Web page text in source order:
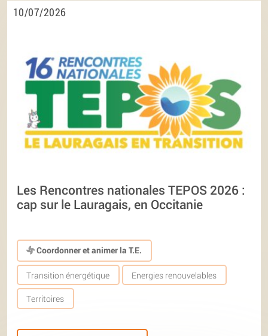
10/07/2026
Les Rencontres nationales TEPOS 2026 :
cap sur le Lauragais, en Occitanie
Coordonner et animer la T.E.
Transition énergétique Energies renouvelables
Territoires